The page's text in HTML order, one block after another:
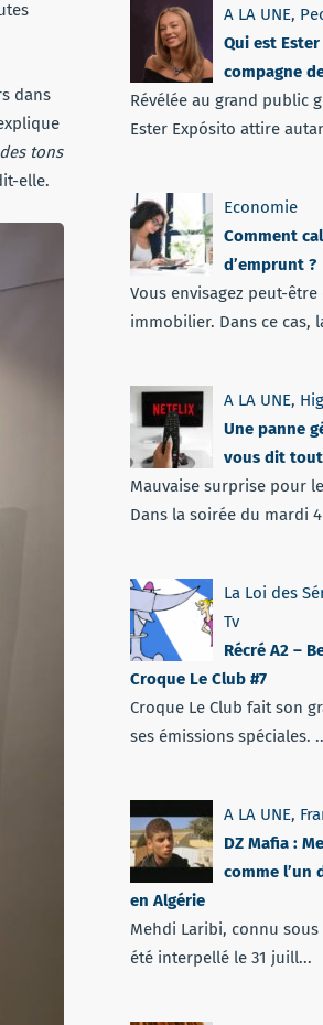
dans
tons
elle.
A LA UNE,
Qui est
compagne
Révélée au grand public
Ester Expósito attire
Economie
Comment
d’emprunt ?
Vous envisagez peut-
immobilier. Dans ce cas,
A LA UNE,
Une panne
vous dit tout
Mauvaise surprise pour
Dans la soirée du mardi
La Loi des
Tv
Récré A2 –
Croque Le Club #7
Croque Le Club fait son
ses émissions spéciales.
A LA UNE,
DZ Mafia :
comme l’un
en Algérie
Mehdi Laribi, connu
été interpellé le 31 juill...